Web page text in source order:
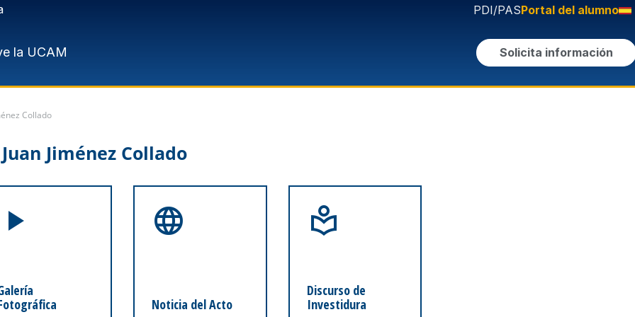
PDI/PASPortal del alumno
la UCAM Solicita información
Collado
Jiménez Collado
Noticia del Acto
Discurso de
Investidura